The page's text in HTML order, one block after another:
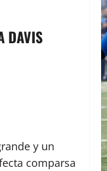
DAVIS
y un
comparsa